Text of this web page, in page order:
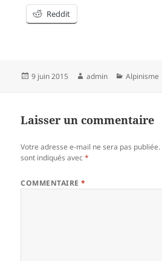
Reddit
Publié
9 juin 2015 Auteur
admin Catégories
Alpinisme
Laisser un commentaire
Votre adresse e-mail ne sera pas publiée.
sont indiqués avec*
COMMENTAIRE*